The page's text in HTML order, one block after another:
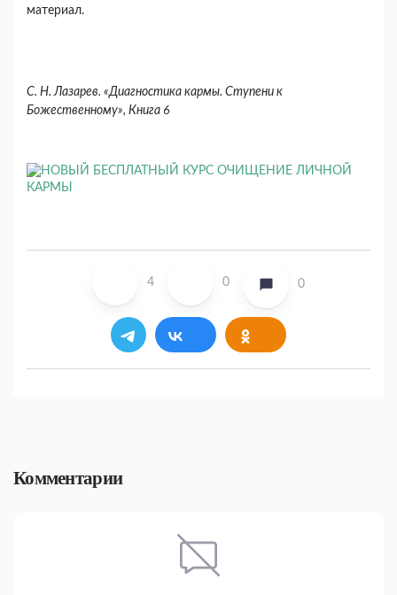
материал.
С. Н. Лазарев. «Диагностика кармы. Ступени к
Божественному», Книга 6
4 0 0
Комментарии